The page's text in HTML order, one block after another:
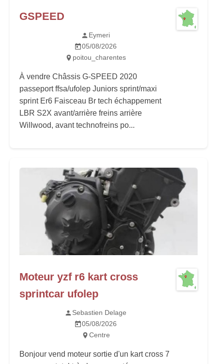
GSPEED
Eymeri
05/08/2026
poitou_charentes
À vendre Châssis G-SPEED 2020
passeport ffsa/ufolep Juniors sprint/maxi
sprint Er6 Faisceau Br tech échappement
LBR S2X avant/arrière freins arrière
Willwood, avant technofreins po...
Moteur yzf r6 kart cross
sprintcar ufolep
Sebastien Delage
05/08/2026
Centre
Bonjour vend moteur sortie d'un kart cross 7